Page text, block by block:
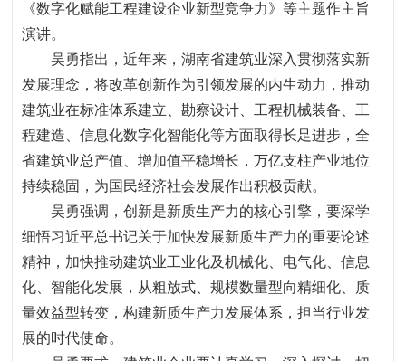
《数字化赋能工程建设企业新型竞争力》等主题作主旨
演讲。
吴勇指出 ，近年来 ，湖南省建筑业深入贯彻落实新
发展理念 ，将改革创新作为引领发展的内生动力 ，推动
建筑业在标准体系建立、勘察设计、工程机械装备、工
程建造、信息化数字化智能化等方面取得长足进步 ，全
省建筑业总产值、增加值平稳增长 ，万亿支柱产业地位
持续稳固 ， 为国民经济社会发展作出积极贡献。
吴勇强调 ，创新是新质生产力的核心引擎 ，要深学
细悟习近平总书记关于加快发展新质生产力的重要论述
精神 ， 加快推动建筑业工业化及机械化、电气化、信息
化、智能化发展 ， 从粗放式、规模数量型向精细化、质
量效益型转变 ，构建新质生产力发展体系 ，担当行业发
展的时代使命。